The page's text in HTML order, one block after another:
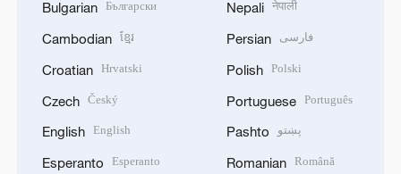
Bulgarian Български
Cambodian ខ្មែរ
Croatian Hrvatski
Czech Český
English English
Esperanto Esperanto
Nepali नेपाली
Persian فارسی
Polish Polski
Portuguese Português
Pashto پښتو
Romanian Română